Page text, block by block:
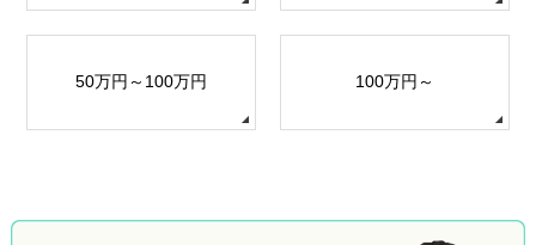
50万円～100万円 100万円～